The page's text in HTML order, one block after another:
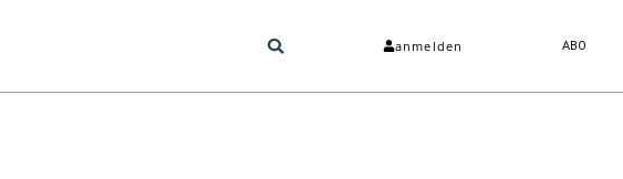
anmelden ABO